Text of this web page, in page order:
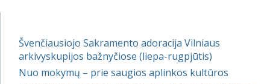
Švenčiausiojo Sakramento adoracija Vilniaus
arkivyskupijos bažnyčiose (liepa-rugpjūtis)
Nuo mokymų – prie saugios aplinkos kultūros